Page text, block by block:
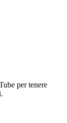
per tenere